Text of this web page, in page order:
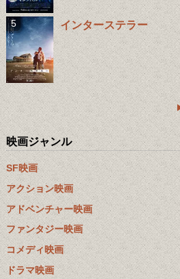
インターステラー
映画ジャンル
SF映画
アクション映画
アドベンチャー映画
ファンタジー映画
コメディ映画
ドラマ映画